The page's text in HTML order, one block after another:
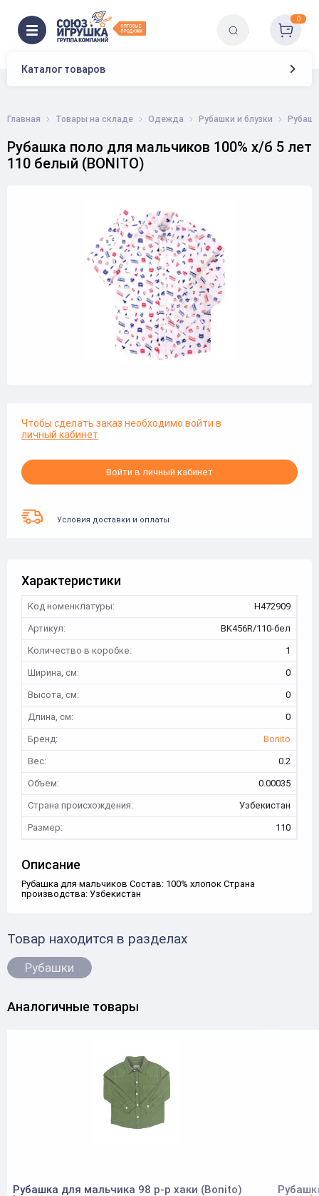
Каталог товаров
0
Главная Товары на складе Одежда Рубашки и блузки
Рубашка поло для мальчиков 100% х/б 5 лет
110 белый (BONITO)
Чтобы сделать заказ необходимо войти в
личный кабинет
Войти в личный кабинет
Условия доставки и оплаты
Характеристики
Код номенклатуры:
Н472909
Артикул:
BK456R/110-бел
Количество в коробке:
1
Ширина, см:
0
Высота, см:
0
Длина, см:
0
Бренд:
Bonito
Вес:
0.2
Объем:
0.00035
Страна происхождения:
Узбекистан
Размер:
110
Описание
Рубашка для мальчиков Состав: 100% хлопок Страна
производства: Узбекистан
Товар находится в разделах
Рубашки
Аналогичные товары
Рубашка для мальчика 98 р-р хаки (Bonito)